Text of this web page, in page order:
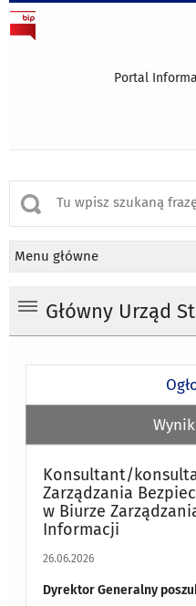
Portal
Menu główne
Główny Urząd
Konsultant/
Zarządzania
w Biurze
Informacji
26.06.2026
Dyrektor Generalny